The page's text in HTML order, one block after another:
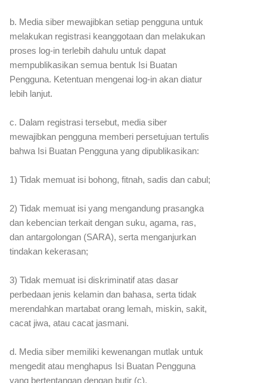
b. Media siber mewajibkan setiap pengguna untuk
melakukan registrasi keanggotaan dan melakukan
proses log-in terlebih dahulu untuk dapat
mempublikasikan semua bentuk Isi Buatan
Pengguna. Ketentuan mengenai log-in akan diatur
lebih lanjut.
c. Dalam registrasi tersebut, media siber
mewajibkan pengguna memberi persetujuan tertulis
bahwa Isi Buatan Pengguna yang dipublikasikan:
1) Tidak memuat isi bohong, fitnah, sadis dan cabul;
2) Tidak memuat isi yang mengandung prasangka
dan kebencian terkait dengan suku, agama, ras,
dan antargolongan (SARA), serta menganjurkan
tindakan kekerasan;
3) Tidak memuat isi diskriminatif atas dasar
perbedaan jenis kelamin dan bahasa, serta tidak
merendahkan martabat orang lemah, miskin, sakit,
cacat jiwa, atau cacat jasmani.
d. Media siber memiliki kewenangan mutlak untuk
mengedit atau menghapus Isi Buatan Pengguna
yang bertentangan dengan butir (c).